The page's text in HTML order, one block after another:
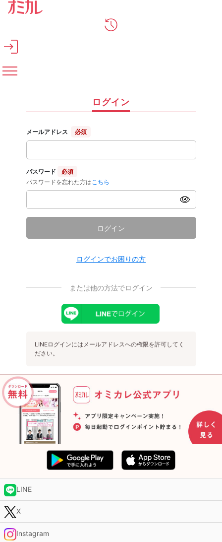
メインコンテンツへスキップ
ログイン
メールアドレス 必須
パスワード
必須
パスワードを忘れた方は こちら
ログイン
ログインでお困りの方
または他の方法でログイン
LINEログインにはメールアドレスへの権限を許可してく
ださい。
LINE
X
Instagram